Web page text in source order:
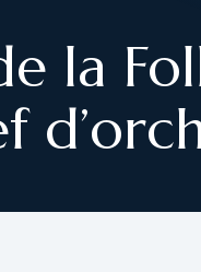
la